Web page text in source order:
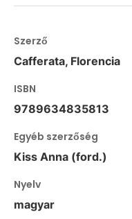
Szerző
Cafferata, Florencia
ISBN
9789634835813
Egyéb szerzőség
Kiss Anna (ford.)
Nyelv
magyar